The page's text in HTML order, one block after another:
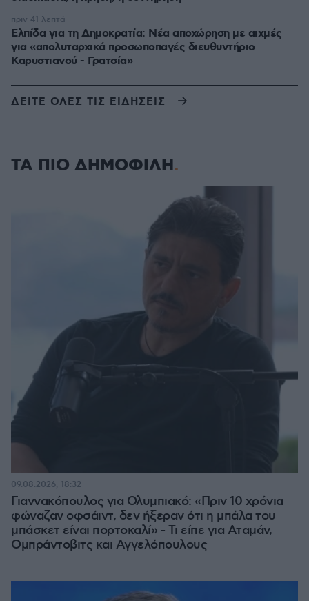
Ελπίδα για τη Δημοκρατία: Νέα αποχώρηση με αιχμές
για «απολυταρχικά προσωποπαγές διευθυντήριο
Καρυστιανού - Γρατσία»
πριν 41 λεπτά
ΔΕΙΤΕ ΟΛΕΣ ΤΙΣ ΕΙΔΗΣΕΙΣ
ΤΑ ΠΙΟ ΔΗΜΟΦΙΛΗ
Γιαννακόπουλος για Ολυμπιακό: «Πριν 10 χρόνια
φώναζαν οφσάιντ, δεν ήξεραν ότι η μπάλα του
μπάσκετ είναι πορτοκαλί» - Τι είπε για Αταμάν,
Ομπράντοβιτς και Αγγελόπουλους
09.08.2026, 18:32